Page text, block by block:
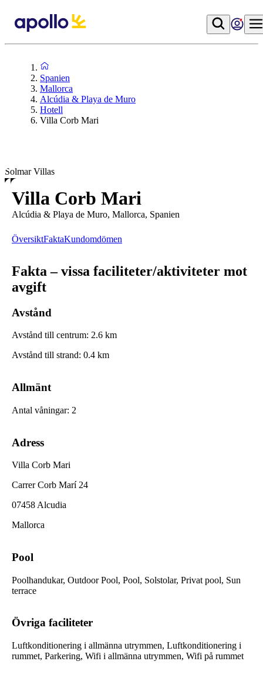
Spanien
Mallorca
Alcúdia & Playa de Muro
Hotell
Villa Corb Mari
Solmar Villas
Villa Corb Mari
Alcúdia & Playa de Muro, Mallorca, Spanien
ÖversiktFaktaKundomdömen
Fakta – vissa faciliteter/aktiviteter mot
avgift
Avstånd
Avstånd till centrum: 2.6 km
Avstånd till strand: 0.4 km
Allmänt
Antal våningar: 2
Adress
Villa Corb Mari
Carrer Corb Marí 24
07458 Alcudia
Mallorca
Pool
Poolhandukar, Outdoor Pool, Pool, Solstolar, Privat pool, Sun
terrace
Övriga faciliteter
Luftkonditionering i allmänna utrymmen, Luftkonditionering i
rummet, Parkering, Wifi i allmänna utrymmen, Wifi på rummet